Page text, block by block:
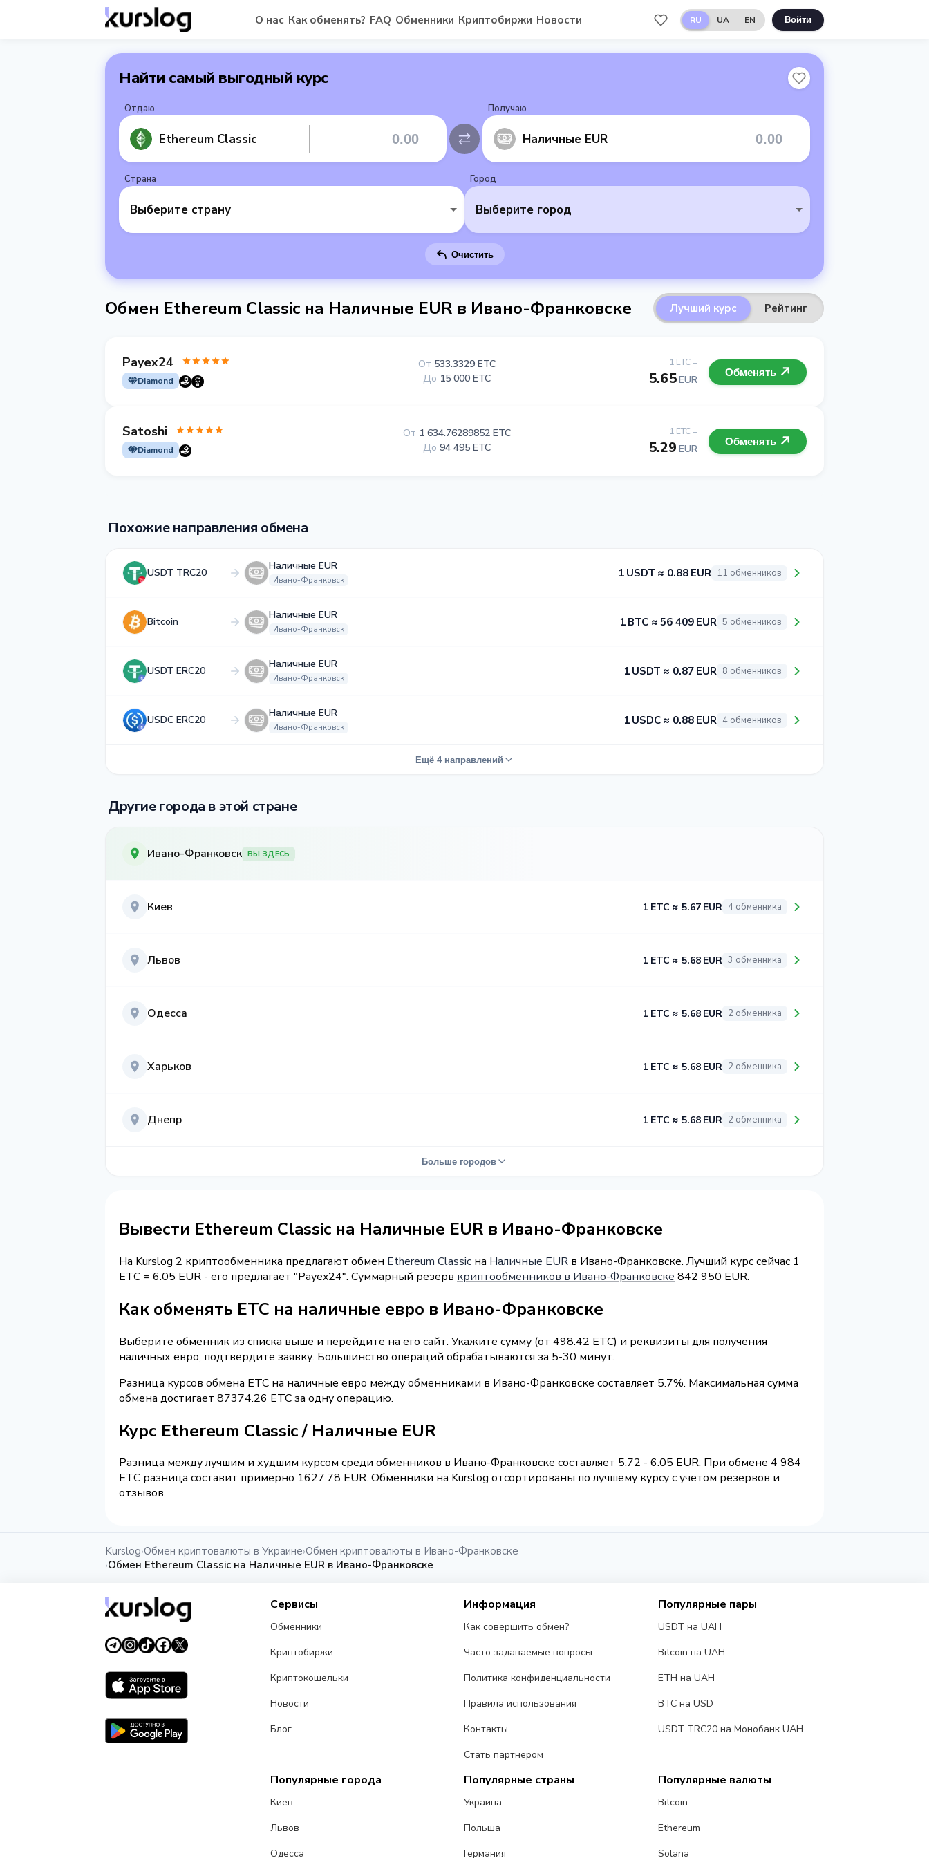
О нас Как обменять? FAQ Обменники Криптобиржи Новости RU UA EN Войти
Найти самый выгодный курс
Отдаю
Ethereum Classic
Получаю
Наличные EUR
Страна
Выберите страну
Город
Выберите город
Очистить
Обмен Ethereum Classic на Наличные EUR в Ивано-Франковске Лучший курс Рейтинг
Payex24
Diamond
1 ETC =
5.65EUR
От 533.3329 ETC
До 15 000 ETC Обменять
Satoshi
Diamond
1 ETC =
5.29 EUR
От 1 634.76289852 ETC
До 94 495 ETC Обменять
Похожие направления обмена
USDT TRC20
Наличные EUR
Ивано-Франковск
1 USDT ≈ 0.88 EUR 11 обменников
Bitcoin
Наличные EUR
Ивано-Франковск
1 BTC ≈ 56 409 EUR 5 обменников
USDT ERC20
Наличные EUR
Ивано-Франковск
1 USDT ≈ 0.87 EUR 8 обменников
USDC ERC20
Наличные EUR
Ивано-Франковск
1 USDC ≈ 0.88 EUR 4 обменников
Ещё 4 направлений
Другие города в этой стране
Ивано-Франковск ВЫ ЗДЕСЬ
Киев 1 ETC ≈ 5.67 EUR 4 обменника
Львов 1 ETC ≈ 5.68 EUR 3 обменника
Одесса 1 ETC ≈ 5.68 EUR 2 обменника
Харьков 1 ETC ≈ 5.68 EUR 2 обменника
Днепр 1 ETC ≈ 5.68 EUR 2 обменника
Больше городов
Вывести Ethereum Classic на Наличные EUR в Ивано-Франковске
На Kurslog 2 криптообменника предлагают обмен Ethereum Classic на Наличные EUR в Ивано-Франковске. Лучший курс сейчас 1
ETC = 6.05 EUR - его предлагает "Payex24". Суммарный резерв криптообменников в Ивано-Франковске 842 950 EUR.
Как обменять ETC на наличные евро в Ивано-Франковске
Выберите обменник из списка выше и перейдите на его сайт. Укажите сумму (от 498.42 ETC) и реквизиты для получения
наличных евро, подтвердите заявку. Большинство операций обрабатываются за 5-30 минут.
Разница курсов обмена ETC на наличные евро между обменниками в Ивано-Франковске составляет 5.7%. Максимальная сумма
обмена достигает 87374.26 ETC за одну операцию.
Курс Ethereum Classic / Наличные EUR
Разница между лучшим и худшим курсом среди обменников в Ивано-Франковске составляет 5.72 - 6.05 EUR. При обмене 4 984
ETC разница составит примерно 1627.78 EUR. Обменники на Kurslog отсортированы по лучшему курсу с учетом резервов и
отзывов.
Kurslog›Обмен криптовалюты в Украине›Обмен криптовалюты в Ивано-Франковске
›Обмен Ethereum Classic на Наличные EUR в Ивано-Франковске
Сервисы
Обменники
Криптобиржи
Криптокошельки
Новости
Блог
Информация
Как совершить обмен?
Часто задаваемые вопросы
Политика конфиденциальности
Правила использования
Контакты
Стать партнером
Популярные пары
USDT на UAH
Bitcoin на UAH
ETH на UAH
BTC на USD
USDT TRC20 на Монобанк UAH
Популярные города
Киев
Львов
Одесса
Популярные страны
Украина
Польша
Германия
Популярные валюты
Bitcoin
Ethereum
Solana